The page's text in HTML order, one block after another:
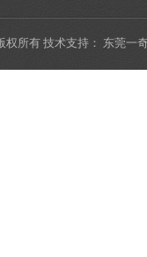
所有 技术支持： 东莞一